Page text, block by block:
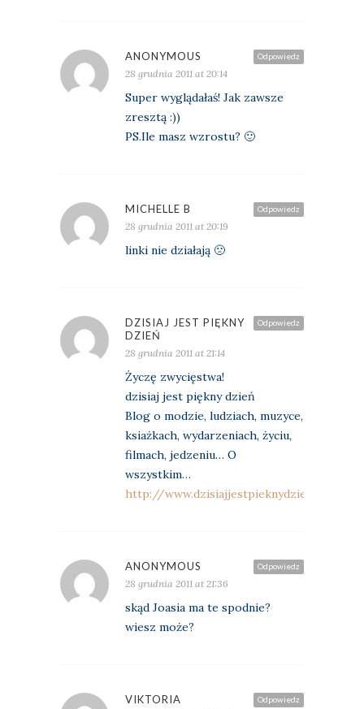
Odpowiedz
ANONYMOUS
28 grudnia 2011 at 20:14
Super wyglądałaś! Jak zawsze
zresztą :))
PS.Ile masz wzrostu? 🙂
Odpowiedz
MICHELLE B
28 grudnia 2011 at 20:19
linki nie działają 🙁
Odpowiedz
DZISIAJ JEST PIĘKNY
DZIEŃ
28 grudnia 2011 at 21:14
Życzę zwycięstwa!
dzisiaj jest piękny dzień
Blog o modzie, ludziach, muzyce,
ksiażkach, wydarzeniach, życiu,
filmach, jedzeniu… O
wszystkim…
http://
Odpowiedz
ANONYMOUS
28 grudnia 2011 at 21:36
skąd Joasia ma te spodnie?
wiesz może?
Odpowiedz
VIKTORIA